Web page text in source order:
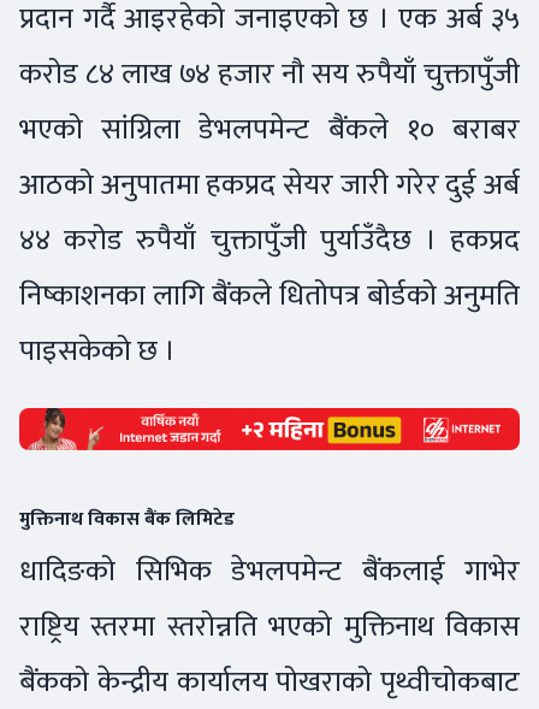
प्रदान गर्दै आइरहेको जनाइएको छ । एक अर्ब ३५
करोड ८४ लाख ७४ हजार नौ सय रुपैयाँ चुक्तापुँजी
भएको सांग्रिला डेभलपमेन्ट बैंकले १० बराबर
आठको अनुपातमा हकप्रद सेयर जारी गरेर दुई अर्ब
४४ करोड रुपैयाँ चुक्तापुँजी पुर्याउँदैछ । हकप्रद
निष्काशनका लागि बैंकले धितोपत्र बोर्डको अनुमति
पाइसकेको छ ।
मुक्तिनाथ विकास बैंक लिमिटेड
धादिङको सिभिक डेभलपमेन्ट बैंकलाई गाभेर
राष्ट्रिय स्तरमा स्तरोन्नति भएको मुक्तिनाथ विकास
बैंकको केन्द्रीय कार्यालय पोखराको पृथ्वीचोकबाट